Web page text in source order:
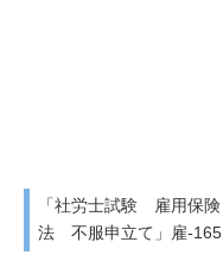
「社労士試験 雇用保険
法 不服申立て」雇-165